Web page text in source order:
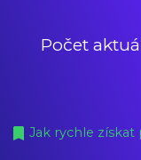
Počet
Jak rychle získat